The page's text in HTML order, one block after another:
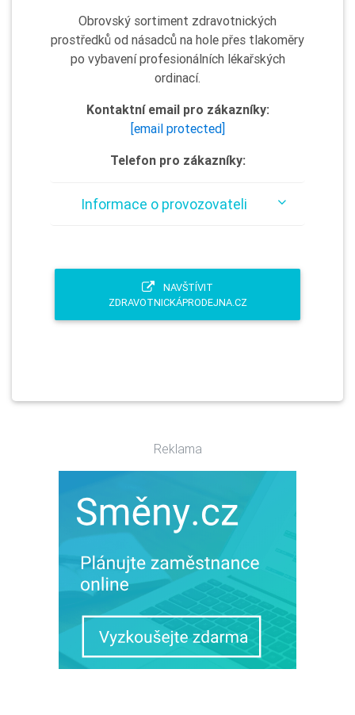
Obrovský sortiment zdravotnických
prostředků od násadců na hole přes tlakoměry
po vybavení profesionálních lékařských
ordinací.
Kontaktní email pro zákazníky:
[email protected]
Telefon pro zákazníky:
Informace o provozovateli
NAVŠTÍVIT
ZDRAVOTNICKÁPRODEJNA.CZ
Reklama